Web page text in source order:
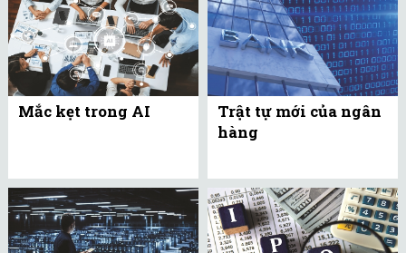
Mắc kẹt trong AI
Trật tự mới của ngân
hàng